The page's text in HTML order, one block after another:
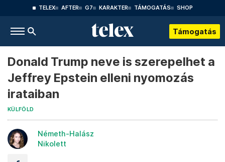
TELEX AFTER G7 KARAKTER TÁMOGATÁS SHOP
Támogatás
Donald Trump neve is szerepelhet a
Jeffrey Epstein elleni nyomozás
irataiban
KÜLFÖLD
Németh-Halász
Nikolett